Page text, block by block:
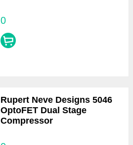
0
Rupert Neve Designs 5046
OptoFET Dual Stage
Compressor